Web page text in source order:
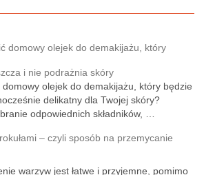
domowy olejek do demakijażu, który
i nie podrażnia skóry
olejek do demakijażu, który będzie
delikatny dla Twojej skóry?
odpowiednich składników, …
– czyli sposób na przemycanie
warzyw jest łatwe i przyjemne, pomimo